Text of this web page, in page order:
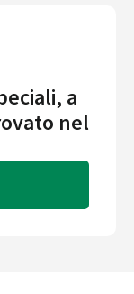
a
nel